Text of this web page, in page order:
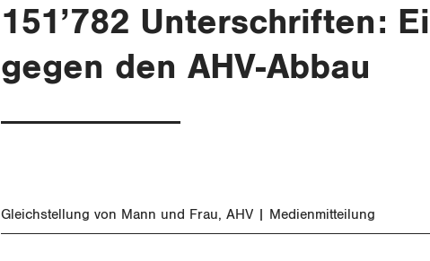
151’782 Unterschriften:
gegen den AHV-Abbau
Gleichstellung von Mann und Frau AHV Medienmitteilung